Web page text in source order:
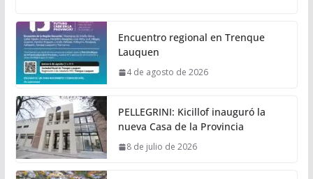
Encuentro regional en Trenque
Lauquen
4 de agosto de 2026
PELLEGRINI: Kicillof inauguró la
nueva Casa de la Provincia
8 de julio de 2026